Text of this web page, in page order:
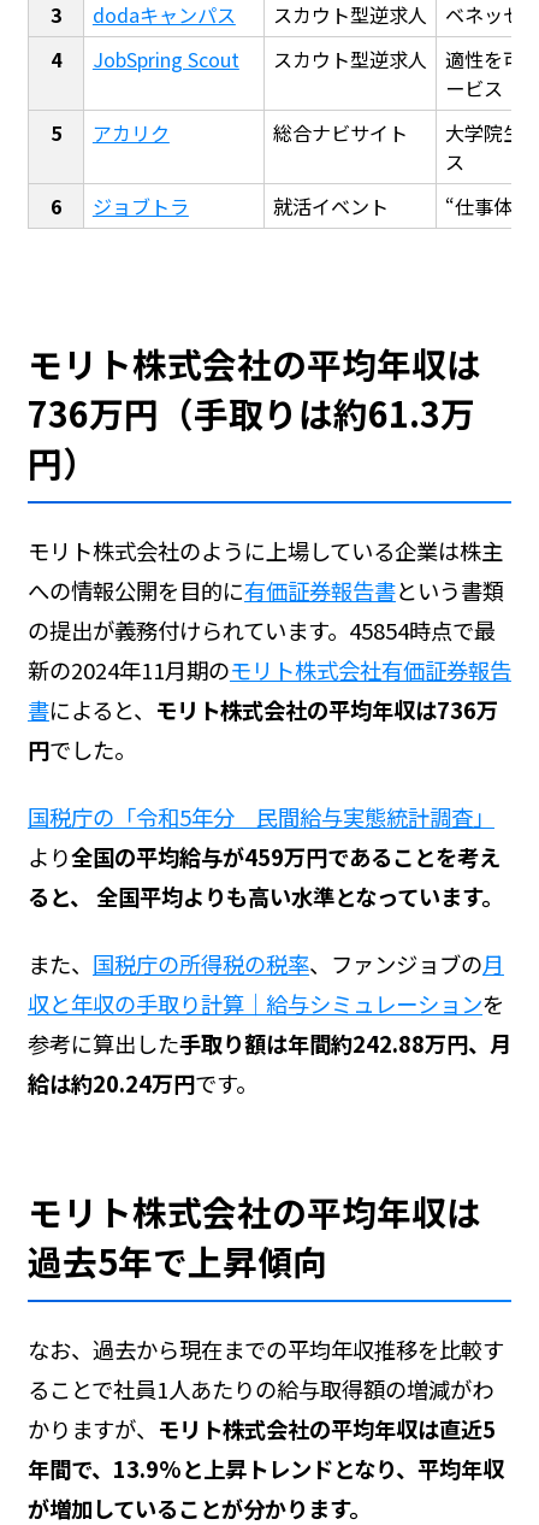
dodaキャンパス
スカウト型逆求人
ベネッセ
JobSpring Scout
スカウト型逆求人
適性を可
ービス
アカリク
総合ナビサイト
大学院生
ス
ジョブトラ
就活イベント “仕事体
モリト株式会社の平均年収は
736万円（手取りは約61.3万
円）
モリト株式会社のように上場している企業は株主
への情報公開を目的に有価証券報告書という書類
の提出が義務付けられています。45854時点で最
新の2024年11月期のモリト株式会社有価証券報告
書によると、 モリト株式会社の平均年収は736万
円でした。
国税庁の「令和5年分 民間給与実態統計調査」
より全国の平均給与が459万円であることを考え
ると、 全国平均よりも高い水準となっています。
また、 国税庁の所得税の税率、ファンジョブの月
収と年収の手取り計算｜給与シミュレーションを
参考に算出した手取り額は年間約242.88万円、月
給は約20.24万円です。
モリト株式会社の平均年収は
過去5年で上昇傾向
なお、過去から現在までの平均年収推移を比較す
ることで社員1人あたりの給与取得額の増減がわ
かりますが、 モリト株式会社の平均年収は直近5
年間で、13.9%と上昇トレンドとなり、平均年収
が増加していることが分かります。